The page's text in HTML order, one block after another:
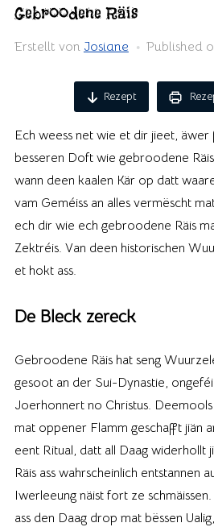
Gebroodene Räis
Erstellt von Josiane Published
Rezept
Ech weess net wie et dir jieet,
besseren Doft wie gebroodene
wann deen kaalen Kär op datt
vam Geméiss an alles vermëscht
ech dir wie ech gebroodene Räis
Zektréis. Van deen historischen
et hokt ass.
De Bleck zereck
Gebroodene Räis hat seng
gesoot an der Sui-Dynastie,
Joerhonnert no Christus. Deemools
mat oppener Flamm geschafft jiän
eent Ritual, datt all Daag widerhollt
Räis ass wahrscheinlich entstannen
Iwerleeung näist fort ze
ass den Daag drop mat bëssen